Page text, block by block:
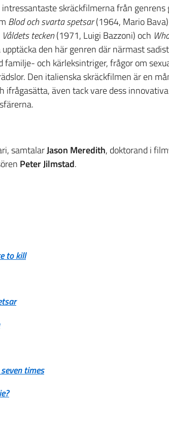
skräckfilmerna från genrens
Blod och svarta spetsar(1964, Mario
Våldets tecken(1971, Luigi Bazzoni) och
den här genren där närmast
familje- och kärleksintriger, frågor om
Den italienska skräckfilmen är en
även tack vare dess
samtalarJason Meredith, doktorand i
Peter Jilmstad.
to kill
times